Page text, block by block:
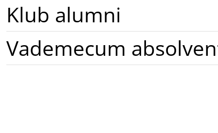
Klub alumni
Vademecum